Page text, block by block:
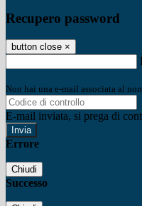
Recupero password
button close ×
Non hai una e-mail associata al
E-mail inviata, si prega di
Errore
Chiudi
Successo